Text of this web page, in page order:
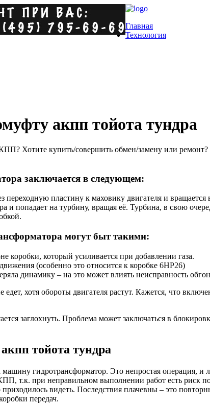
Главная
Технология
акпп тойота тундра
Хотите купить/совершить обмен/замену или
заключается в следующем:
переходную пластину к маховику двигателя и
и попадает на турбину, вращая её. Турбина, в свою
могут быт такими:
который усиливается при добавлении газа.
(особенно это относится к коробке 6HP26)
динамику – на это может влиять неисправность
хотя обороты двигателя растут. Кажется, что
заглохнуть. Проблема может заключаться в
тойота тундра
гидротрансформатор. Это непростая операция, и
т.к. при неправильном выполнении работ есть риск
видеть. Последствия плачевны – это
передач.